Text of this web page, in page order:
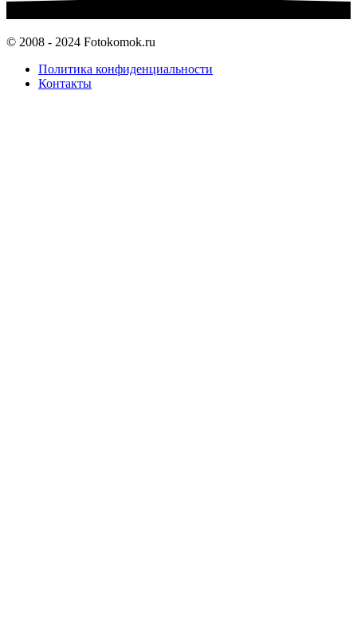
© 2008 - 2024 Fotokomok.ru
Политика конфиденциальности
Контакты